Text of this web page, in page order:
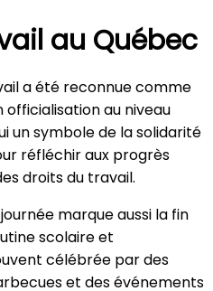
au Québec
a été reconnue comme
officialisation au niveau
un symbole de la solidarité
réfléchir aux progrès
droits du travail.
marque aussi la fin
scolaire et
célébrée par des
et des événements